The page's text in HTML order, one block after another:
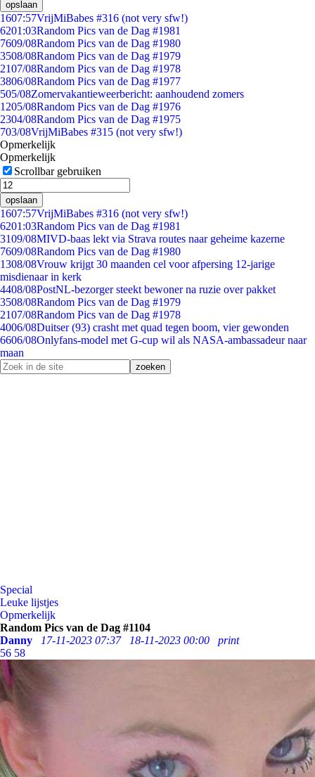
opslaan
1607:57VrijMiBabes #316 (not very sfw!)
6201:03Random Pics van de Dag #1981
7609/08Random Pics van de Dag #1980
3508/08Random Pics van de Dag #1979
2107/08Random Pics van de Dag #1978
3806/08Random Pics van de Dag #1977
505/08Zomervakantieweerbericht: aanhoudend zomers
1205/08Random Pics van de Dag #1976
2304/08Random Pics van de Dag #1975
703/08VrijMiBabes #315 (not very sfw!)
Opmerkelijk
Opmerkelijk
Scrollbar gebruiken
opslaan
1607:57VrijMiBabes #316 (not very sfw!)
6201:03Random Pics van de Dag #1981
3109/08MIVD-baas lekt via Strava routes naar geheime kazerne
7609/08Random Pics van de Dag #1980
1308/08Vrouw krijgt 30 maanden cel voor afpersing 12-jarige
misdienaar in kerk
4408/08PostNL-bezorger steekt bewoner na ruzie over pakket
3508/08Random Pics van de Dag #1979
2107/08Random Pics van de Dag #1978
4006/08Duitser (93) crasht met quad tegen boom, vier gewonden
6606/08Onlyfans-model met G-cup wil als NASA-ambassadeur naar
maan
Special
Leuke lijstjes
Opmerkelijk
Random Pics van de Dag #1104
Danny
17-11-2023 07:37 18-11-2023 00:00
print
56 58